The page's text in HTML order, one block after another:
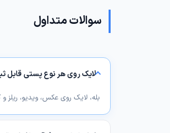
سوالات متداول
لایک روی هر نوع پستی قابل
بله، لایک روی عکس، ویدیو،